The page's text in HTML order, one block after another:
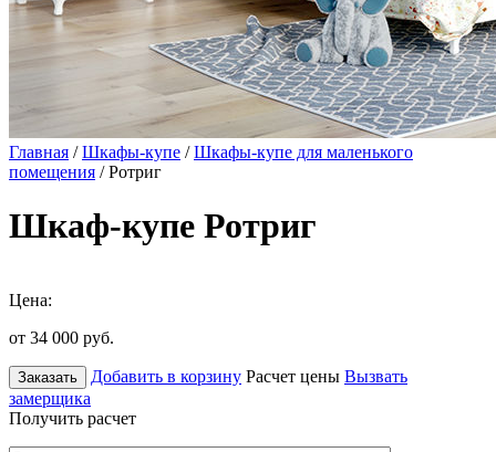
Главная /Шкафы-купе /Шкафы-купе для маленького
помещения / Ротриг
Шкаф-купе Ротриг
Цена:
от 34 000 руб.
Заказать Добавить в корзину Расчет цены Вызвать
замерщика
Получить расчет